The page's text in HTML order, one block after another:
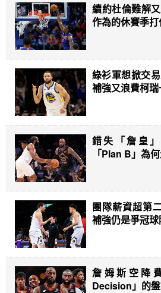
續約杜倫難解
作為的休賽季打
綠衫軍想掀交
補強又浪費柯
錯失「詹皇
「Plan B」為
團隊薪資超第
補強仍是爭冠球
詹姆斯空降
Decision」的